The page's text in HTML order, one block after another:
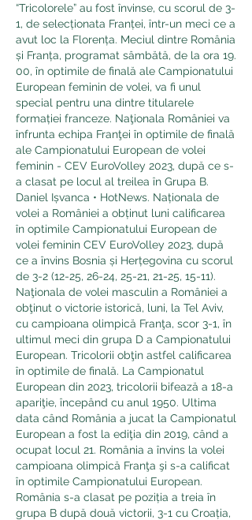
“Tricolorele” au fost învinse, cu scorul de 3-
1, de selecționata Franței, într-un meci ce a
avut loc la Florența. Meciul dintre România
și Franța, programat sâmbătă, de la ora 19.
00, în optimile de finală ale Campionatului
European feminin de volei, va fi unul
special pentru una dintre titularele
formației franceze. Naţionala României va
înfrunta echipa Franţei în optimile de finală
ale Campionatului European de volei
feminin - CEV EuroVolley 2023, după ce s-
a clasat pe locul al treilea în Grupa B.
Daniel Ișvanca • HotNews. Naționala de
volei a României a obținut luni calificarea
în optimile Campionatului European de
volei feminin CEV EuroVolley 2023, după
ce a învins Bosnia și Herțegovina cu scorul
de 3-2 (12-25, 26-24, 25-21, 21-25, 15-11).
Naţionala de volei masculin a României a
obţinut o victorie istorică, luni, la Tel Aviv,
cu campioana olimpică Franţa, scor 3-1, în
ultimul meci din grupa D a Campionatului
European. Tricolorii obţin astfel calificarea
în optimile de finală. La Campionatul
European din 2023, tricolorii bifează a 18-a
apariţie, începând cu anul 1950. Ultima
data când România a jucat la Campionatul
European a fost la ediţia din 2019, când a
ocupat locul 21. România a învins la volei
campioana olimpică Franţa şi s-a calificat
în optimile Campionatului European.
România s-a clasat pe poziția a treia în
grupa B după două victorii, 3-1 cu Croația,